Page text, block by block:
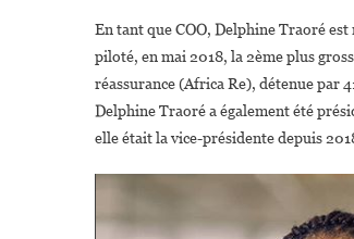
En tant que COO, Delphine Traoré
piloté, en mai 2018, la 2ème plus
réassurance (Africa Re), détenue par
Delphine Traoré a également été
elle était la vice-présidente depuis